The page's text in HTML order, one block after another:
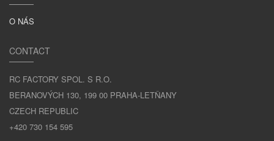
O NÁS
CONTACT
RC FACTORY SPOL. S R.O.
BERANOVÝCH 130, 199 00 PRAHA-LETŇANY
CZECH REPUBLIC
+420 730 154 595